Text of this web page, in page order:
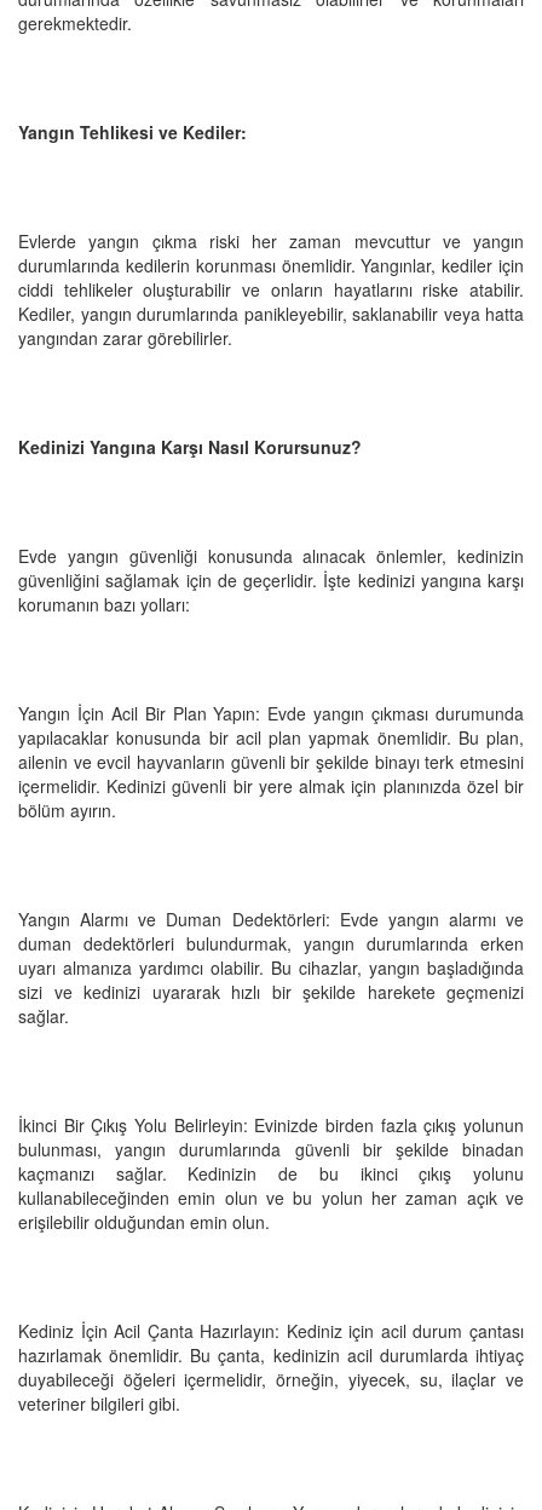
gerekmektedir.
Yangın Tehlikesi ve Kediler:
Evlerde yangın çıkma riski her zaman mevcuttur ve yangın
durumlarında kedilerin korunması önemlidir. Yangınlar, kediler için
ciddi tehlikeler oluşturabilir ve onların hayatlarını riske atabilir.
Kediler, yangın durumlarında panikleyebilir, saklanabilir veya hatta
yangından zarar görebilirler.
Kedinizi Yangına Karşı Nasıl Korursunuz?
Evde yangın güvenliği konusunda alınacak önlemler, kedinizin
güvenliğini sağlamak için de geçerlidir. İşte kedinizi yangına karşı
korumanın bazı yolları:
Yangın İçin Acil Bir Plan Yapın: Evde yangın çıkması durumunda
yapılacaklar konusunda bir acil plan yapmak önemlidir. Bu plan,
ailenin ve evcil hayvanların güvenli bir şekilde binayı terk etmesini
içermelidir. Kedinizi güvenli bir yere almak için planınızda özel bir
bölüm ayırın.
Yangın Alarmı ve Duman Dedektörleri: Evde yangın alarmı ve
duman dedektörleri bulundurmak, yangın durumlarında erken
uyarı almanıza yardımcı olabilir. Bu cihazlar, yangın başladığında
sizi ve kedinizi uyararak hızlı bir şekilde harekete geçmenizi
sağlar.
İkinci Bir Çıkış Yolu Belirleyin: Evinizde birden fazla çıkış yolunun
bulunması, yangın durumlarında güvenli bir şekilde binadan
kaçmanızı sağlar. Kedinizin de bu ikinci çıkış yolunu
kullanabileceğinden emin olun ve bu yolun her zaman açık ve
erişilebilir olduğundan emin olun.
Kediniz İçin Acil Çanta Hazırlayın: Kediniz için acil durum çantası
hazırlamak önemlidir. Bu çanta, kedinizin acil durumlarda ihtiyaç
duyabileceği öğeleri içermelidir, örneğin, yiyecek, su, ilaçlar ve
veteriner bilgileri gibi.